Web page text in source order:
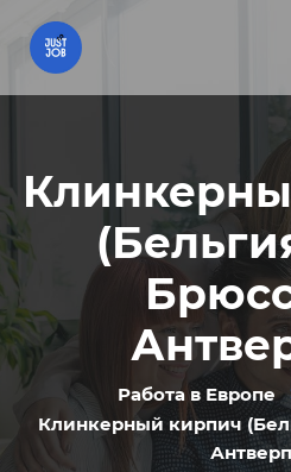
Работа в Европе
Клинкерный кирпич